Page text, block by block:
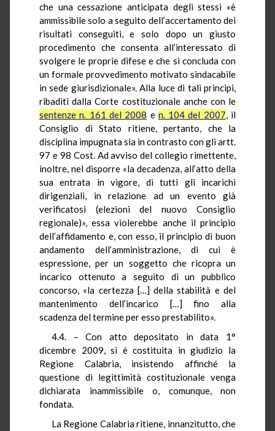
che una cessazione anticipata degli stessi «è
ammissibile solo a seguito dell’accertamento dei
risultati conseguiti, e solo dopo un giusto
procedimento che consenta all’interessato di
svolgere le proprie difese e che si concluda con
un formale provvedimento motivato sindacabile
in sede giurisdizionale». Alla luce di tali principi,
ribaditi dalla Corte costituzionale anche con le
sentenze n. 161 del 2008 e n. 104 del 2007, il
Consiglio di Stato ritiene, pertanto, che la
disciplina impugnata sia in contrasto con gli artt.
97 e 98 Cost. Ad avviso del collegio rimettente,
inoltre, nel disporre «la decadenza, all’atto della
sua entrata in vigore, di tutti gli incarichi
dirigenziali, in relazione ad un evento già
verificatosi (elezioni del nuovo Consiglio
regionale)», essa violerebbe anche il principio
dell’affidamento e, con esso, il principio di buon
andamento dell’amministrazione, di cui è
espressione, per un soggetto che ricopra un
incarico ottenuto a seguito di un pubblico
concorso, «la certezza […] della stabilità e del
mantenimento dell’incarico […] fino alla
scadenza del termine per esso prestabilito».
4.4. – Con atto depositato in data 1°
dicembre 2009, si è costituita in giudizio la
Regione Calabria, insistendo affinché la
questione di legittimità costituzionale venga
dichiarata inammissibile o, comunque, non
fondata.
La Regione Calabria ritiene, innanzitutto, che